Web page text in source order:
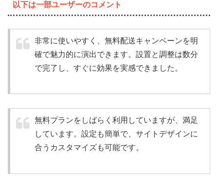
以下は一部ユーザーのコメント
非常に使いやすく、無料配送キャンペーンを明
確で魅力的に演出できます。設置と調整は数分
で完了し、すぐに効果を実感できました。
無料プランをしばらく利用していますが、満足
しています。設定も簡単で、サイトデザインに
合うカスタマイズも可能です。